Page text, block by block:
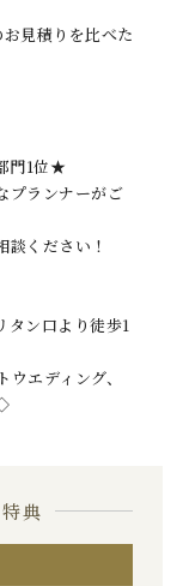
見積りを比べた
門1位★
プランナーがご
談ください！
ン口より徒歩1
エディング、
典